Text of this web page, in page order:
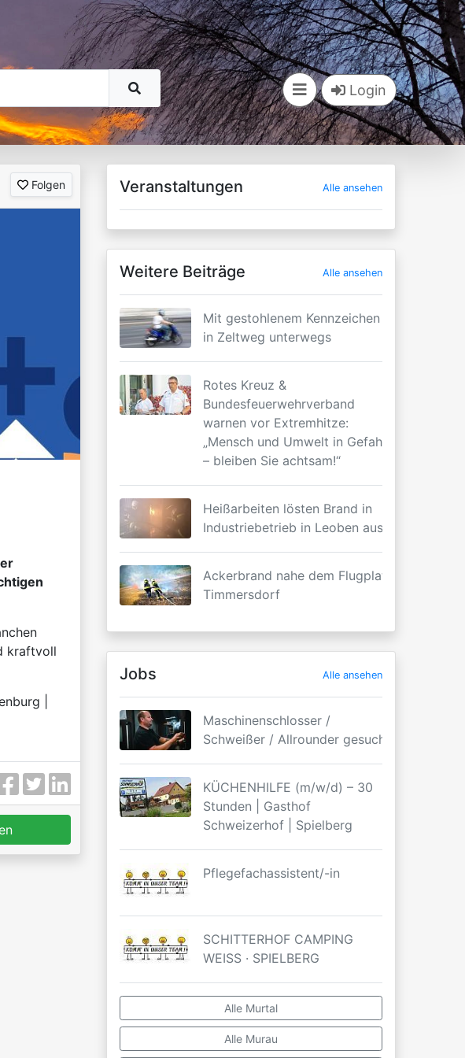
Login
Folgen
kraftvoll
|
Veranstaltungen Alle ansehen
Weitere Beiträge Alle ansehen
Mit gestohlenem Kennzeichen
in Zeltweg unterwegs
Rotes Kreuz &
Bundesfeuerwehrverband
warnen vor Extremhitze:
„Mensch und Umwelt in Gefahr
– bleiben Sie achtsam!“
Heißarbeiten lösten Brand in
Industriebetrieb in Leoben aus
Ackerbrand nahe dem Flugplatz
Timmersdorf
Jobs Alle ansehen
Maschinenschlosser /
Schweißer / Allrounder gesucht
KÜCHENHILFE (m/w/d) – 30
Stunden | Gasthof
Schweizerhof | Spielberg
Pflegefachassistent/-in
SCHITTERHOF CAMPING
WEISS · SPIELBERG
Alle Murtal
Alle Murau